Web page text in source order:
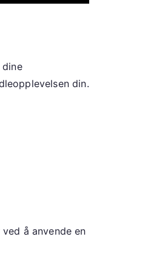
din.
å anvende en